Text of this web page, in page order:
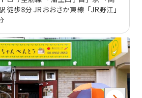
徒歩8分 JRおおさか東線「JR野江」